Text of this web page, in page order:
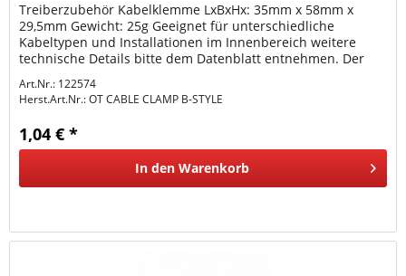
Treiberzubehör Kabelklemme LxBxHx: 35mm x 58mm x
29,5mm Gewicht: 25g Geeignet für unterschiedliche
Kabeltypen und Installationen im Innenbereich weitere
technische Details bitte dem Datenblatt entnehmen. Der
Art.Nr.: 122574
Herst.Art.Nr.:OT CABLE CLAMP B-STYLE
1,04 € *
In den Warenkorb